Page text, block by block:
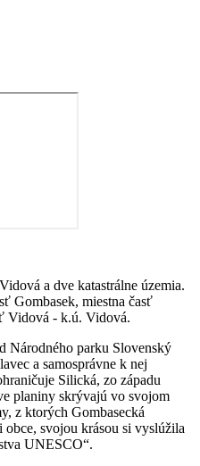
a dve katastrálne územia.
Gombasek, miestna časť
Vidová - k.ú. Vidová.
Národného parku Slovenský
a samosprávne k nej
Silická, zo západu
planiny skrývajú vo svojom
z ktorých Gombasecká
obce, svojou krásou si vyslúžila
UNESCO“.